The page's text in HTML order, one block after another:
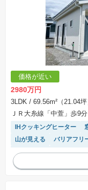
価格が近い
2980万円
3LDK / 69.56m²（21.04坪
ＪＲ大糸線「中萱」歩9分
IHクッキングヒーター
山が見える
バリアフリ
陽当り良好
閑静な住宅
システムキッチン
対